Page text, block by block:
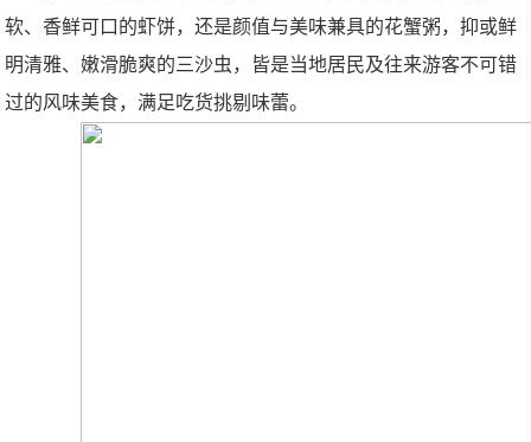
软、香鲜可口的虾饼，还是颜值与美味兼具的花蟹粥，抑或鲜
明清雅、嫩滑脆爽的三沙虫，皆是当地居民及往来游客不可错
过的风味美食，满足吃货挑剔味蕾。